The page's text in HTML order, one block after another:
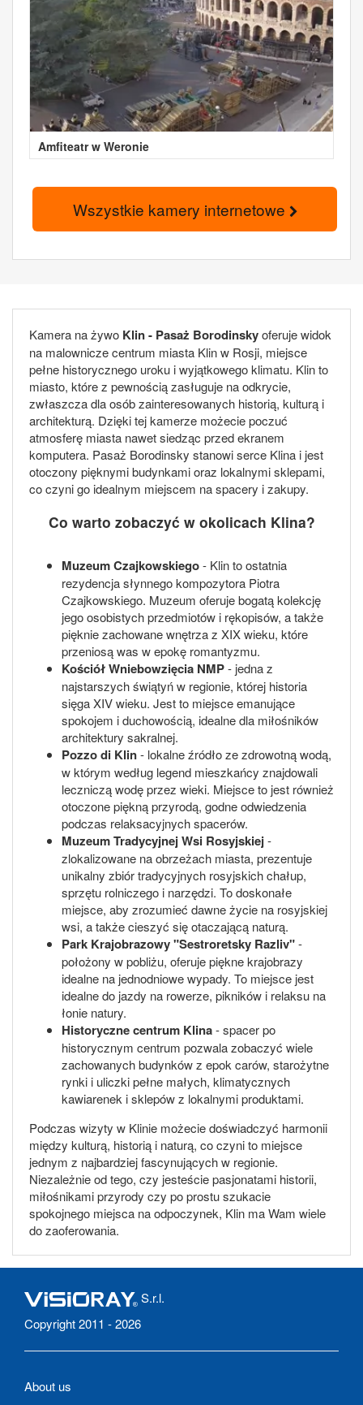
Amfiteatr w Weronie
Wszystkie kamery internetowe
Kamera na żywo Klin - Pasaż Borodinskyoferuje widok
na malownicze centrum miasta Klin w Rosji, miejsce
pełne historycznego uroku i wyjątkowego klimatu. Klin to
miasto, które z pewnością zasługuje na odkrycie,
zwłaszcza dla osób zainteresowanych historią, kulturą i
architekturą. Dzięki tej kamerze możecie poczuć
atmosferę miasta nawet siedząc przed ekranem
komputera. Pasaż Borodinsky stanowi serce Klina i jest
otoczony pięknymi budynkami oraz lokalnymi sklepami,
co czyni go idealnym miejscem na spacery i zakupy.
Co warto zobaczyć w okolicach Klina?
Muzeum Czajkowskiego- Klin to ostatnia
rezydencja słynnego kompozytora Piotra
Czajkowskiego. Muzeum oferuje bogatą kolekcję
jego osobistych przedmiotów i rękopisów, a także
pięknie zachowane wnętrza z XIX wieku, które
przeniosą was w epokę romantyzmu.
Kościół Wniebowzięcia NMP- jedna z
najstarszych świątyń w regionie, której historia
sięga XIV wieku. Jest to miejsce emanujące
spokojem i duchowością, idealne dla miłośników
architektury sakralnej.
Pozzo di Klin- lokalne źródło ze zdrowotną wodą,
w którym według legend mieszkańcy znajdowali
leczniczą wodę przez wieki. Miejsce to jest również
otoczone piękną przyrodą, godne odwiedzenia
podczas relaksacyjnych spacerów.
Muzeum Tradycyjnej Wsi Rosyjskiej-
zlokalizowane na obrzeżach miasta, prezentuje
unikalny zbiór tradycyjnych rosyjskich chałup,
sprzętu rolniczego i narzędzi. To doskonałe
miejsce, aby zrozumieć dawne życie na rosyjskiej
wsi, a także cieszyć się otaczającą naturą.
Park Krajobrazowy "Sestroretsky Razliv"-
położony w pobliżu, oferuje piękne krajobrazy
idealne na jednodniowe wypady. To miejsce jest
idealne do jazdy na rowerze, pikników i relaksu na
łonie natury.
Historyczne centrum Klina- spacer po
historycznym centrum pozwala zobaczyć wiele
zachowanych budynków z epok carów, starożytne
rynki i uliczki pełne małych, klimatycznych
kawiarenek i sklepów z lokalnymi produktami.
Podczas wizyty w Klinie możecie doświadczyć harmonii
między kulturą, historią i naturą, co czyni to miejsce
jednym z najbardziej fascynujących w regionie.
Niezależnie od tego, czy jesteście pasjonatami historii,
miłośnikami przyrody czy po prostu szukacie
spokojnego miejsca na odpoczynek, Klin ma Wam wiele
do zaoferowania.
S.r.l.
Copyright 2011 - 2026
About us